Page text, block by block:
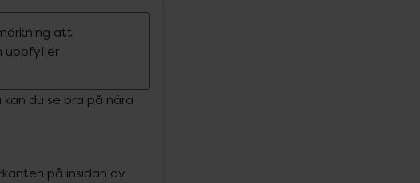
att
uppfyller
du se bra på nära
på insidan av